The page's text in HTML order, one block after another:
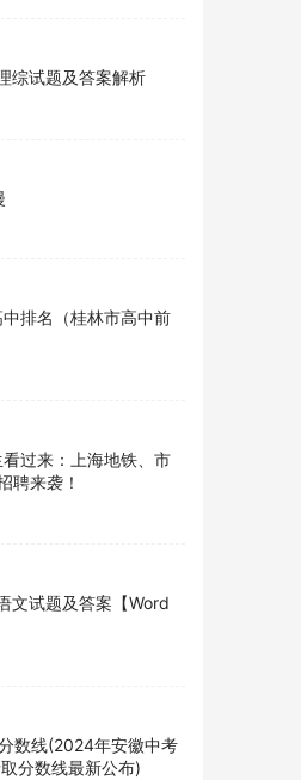
综试题及答案解析
排名（桂林市高中前
过来：上海地铁、市
聘来袭！
文试题及答案【Word
数线(2024年安徽中考
分数线最新公布)